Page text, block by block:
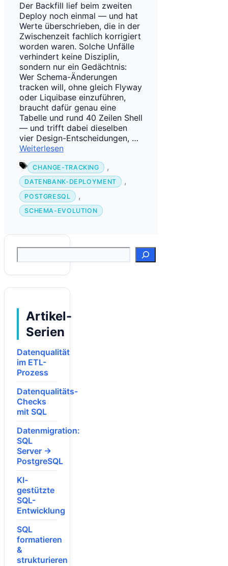
Der Backfill lief beim zweiten
Deploy noch einmal — und hat
Werte überschrieben, die in der
Zwischenzeit fachlich korrigiert
worden waren. Solche Unfälle
verhindert keine Disziplin,
sondern nur ein Gedächtnis:
Wer Schema-Änderungen
tracken will, ohne gleich Flyway
oder Liquibase einzuführen,
braucht dafür genau eine
Tabelle und rund 40 Zeilen Shell
— und trifft dabei dieselben
vier Design-Entscheidungen, …
Weiterlesen
Schlagwörter
CHANGE-TRACKING ,
DATENBANK-DEPLOYMENT ,
POSTGRESQL ,
SCHEMA-EVOLUTION
Suchen
Artikel-
Serien
Datenqualität
im ETL-
Prozess
Datenqualitäts-
Checks
mit SQL
Datenmigration:
SQL
Server →
PostgreSQL
KI-
gestützte
SQL-
Entwicklung
SQL
formatieren
&
strukturieren